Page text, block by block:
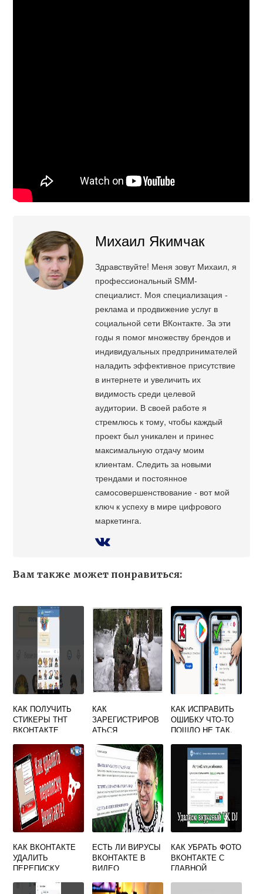
Михаил Якимчак
Здравствуйте! Меня зовут Михаил, я
профессиональный SMM-
специалист. Моя специализация -
реклама и продвижение услуг в
социальной сети ВКонтакте. За эти
годы я помог множеству брендов и
индивидуальных предпринимателей
наладить эффективное присутствие
в интернете и увеличить их
видимость среди целевой
аудитории. В своей работе я
стремлюсь к тому, чтобы каждый
проект был уникален и принес
максимальную отдачу моим
клиентам. Следить за новыми
трендами и постоянное
самосовершенствование - вот мой
ключ к успеху в мире цифрового
маркетинга.
Вам также может понравиться:
КАК ПОЛУЧИТЬ
СТИКЕРЫ ТНТ
ВКОНТАКТЕ
КАК
ЗАРЕГИСТРИРОВ
АТЬСЯ
ЭЛЕКТРОННОЙ
ПОЧТЫ
КАК ИСПРАВИТЬ
ОШИБКУ ЧТО-ТО
ПОШЛО НЕ ТАК,
ЕЩЕ РАЗ В
МАГАЗИНЕ
GOOGLE PLAY?
КАК ВКОНТАКТЕ
УДАЛИТЬ
ПЕРЕПИСКУ
ЕСТЬ ЛИ ВИРУСЫ
ВКОНТАКТЕ В
ВИДЕО
КАК УБРАТЬ ФОТО
ВКОНТАКТЕ С
ГЛАВНОЙ